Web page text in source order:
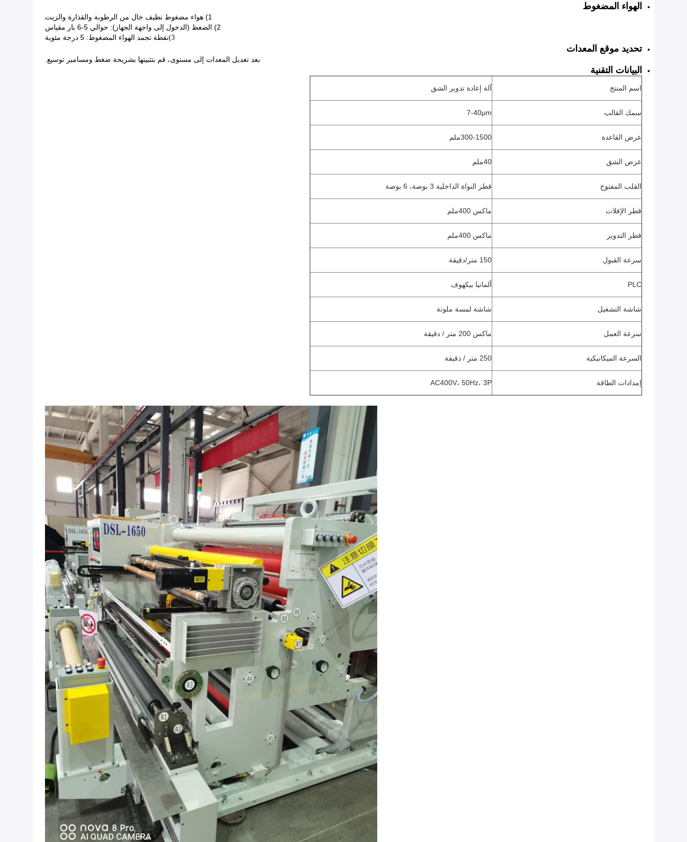
الهواء المضغوط
1) هواء مضغوط نظيف خال من الرطوبة والقذارة والزيت
2) الضغط (الدخول إلى واجهة الجهاز): حوالي 5-6 بار مقياس
3) نقطة تجمد الهواء المضغوط: 5 درجة مئوية
تحديد موقع المعدات
بعد تعديل المعدات إلى مستوى، قم بتثبيتها بشريحة ضغط ومسامير توسيع.
البيانات التقنية
اسم المنتج آلة إعادة تدوير الشق
سمك القالب 7-40μm
عرض القاعدة 300-1500ملم
عرض الشق 40ملم
القلب المفتوح قطر النواة الداخلية 3 بوصة، 6 بوصة
قطر الإفلات ماكس 400ملم
قطر التدوير ماكس 400ملم
سرعة القبول 150 متر/دقيقة
PLC ألمانيا بيكهوف
شاشة التشغيل شاشة لمسة ملونة
سرعة العمل ماكس 200 متر / دقيقة
السرعة الميكانيكية 250 متر / دقيقة
إمدادات الطاقة AC400V، 50Hz، 3P